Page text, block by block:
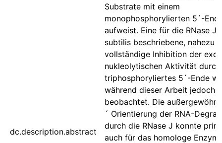
dc.description.abstract
Substrate mit einem
monophosphorylierten 5´-
aufweist. Eine für die RNase J
subtilis beschriebene, nahezu
vollständige Inhibition der
nukleolytischen Aktivität durch
triphosphoryliertes 5´-Ende
während dieser Arbeit jedoch
beobachtet. Die
´ Orientierung der RNA-
durch die RNase J konnte
auch für das homologe Enzym